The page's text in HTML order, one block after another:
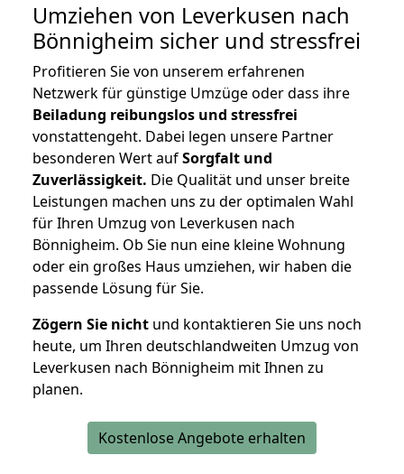
Umziehen von Leverkusen nach
Bönnigheim sicher und stressfrei
Profitieren Sie von unserem erfahrenen
Netzwerk für günstige Umzüge oder dass ihre
Beiladung reibungslos und stressfrei
vonstattengeht. Dabei legen unsere Partner
besonderen Wert aufSorgfalt und
Zuverlässigkeit. Die Qualität und unser breite
Leistungen machen uns zu der optimalen Wahl
für Ihren Umzug von Leverkusen nach
Bönnigheim. Ob Sie nun eine kleine Wohnung
oder ein großes Haus umziehen, wir haben die
passende Lösung für Sie.
Zögern Sie nicht und kontaktieren Sie uns noch
heute, um Ihren deutschlandweiten Umzug von
Leverkusen nach Bönnigheim mit Ihnen zu
planen.
Kostenlose Angebote erhalten